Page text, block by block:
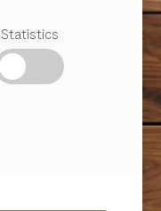
Statistics